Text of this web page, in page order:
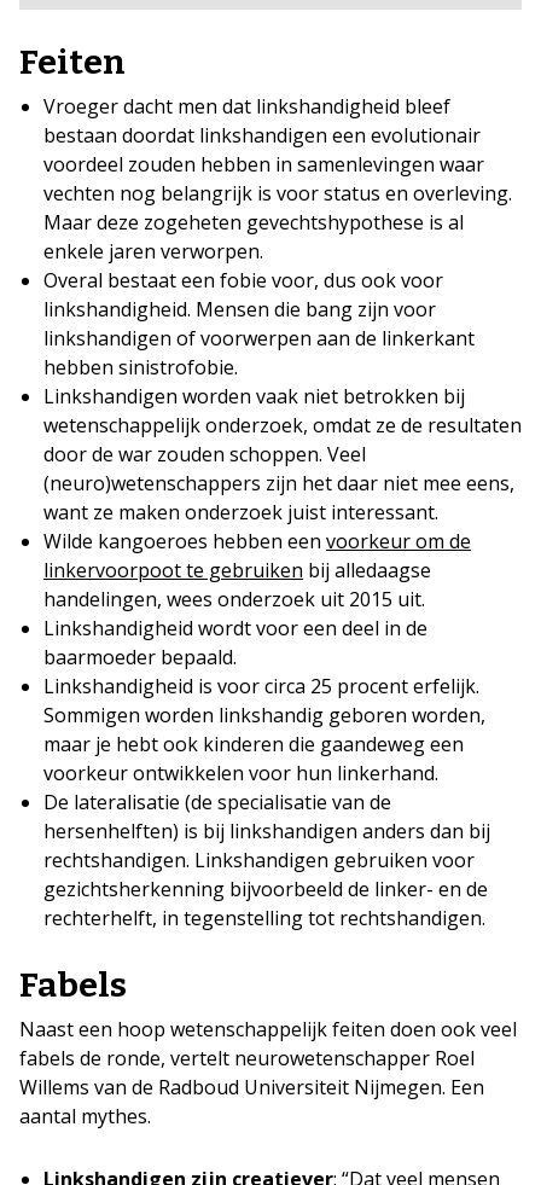
Feiten
Vroeger dacht men dat linkshandigheid bleef
bestaan doordat linkshandigen een evolutionair
voordeel zouden hebben in samenlevingen waar
vechten nog belangrijk is voor status en overleving.
Maar deze zogeheten gevechtshypothese is al
enkele jaren verworpen.
Overal bestaat een fobie voor, dus ook voor
linkshandigheid. Mensen die bang zijn voor
linkshandigen of voorwerpen aan de linkerkant
hebben sinistrofobie.
Linkshandigen worden vaak niet betrokken bij
wetenschappelijk onderzoek, omdat ze de resultaten
door de war zouden schoppen. Veel
(neuro)wetenschappers zijn het daar niet mee eens,
want ze maken onderzoek juist interessant.
Wilde kangoeroes hebben een voorkeur om de
linkervoorpoot te gebruiken bij alledaagse
handelingen, wees onderzoek uit 2015 uit.
Linkshandigheid wordt voor een deel in de
baarmoeder bepaald.
Linkshandigheid is voor circa 25 procent erfelijk.
Sommigen worden linkshandig geboren worden,
maar je hebt ook kinderen die gaandeweg een
voorkeur ontwikkelen voor hun linkerhand.
De lateralisatie (de specialisatie van de
hersenhelften) is bij linkshandigen anders dan bij
rechtshandigen. Linkshandigen gebruiken voor
gezichtsherkenning bijvoorbeeld de linker- en de
rechterhelft, in tegenstelling tot rechtshandigen.
Fabels
Naast een hoop wetenschappelijk feiten doen ook veel
fabels de ronde, vertelt neurowetenschapper Roel
Willems van de Radboud Universiteit Nijmegen. Een
aantal mythes.
Linkshandigen zijn creatiever: “Dat veel mensen